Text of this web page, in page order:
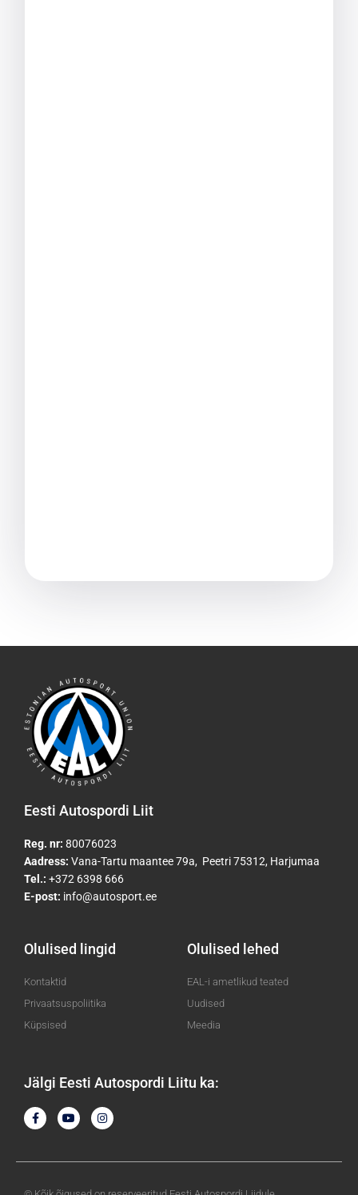
Eesti Autospordi Liit
Reg. nr: 80076023
Aadress: Vana-Tartu maantee 79a, Peetri 75312, Harjumaa
Tel.: +372 6398 666
E-post: info@autosport.ee
Olulised lingid
Kontaktid
Privaatsuspoliitika
Küpsised
Olulised lehed
EAL-i ametlikud teated
Uudised
Meedia
Jälgi Eesti Autospordi Liitu ka:
F
a
c
k
Y
o
u
I
n
s
a